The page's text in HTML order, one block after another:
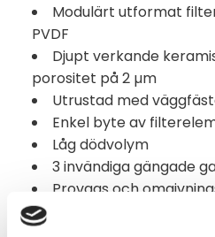
Modulärt utformat
PVDF
Djupt verkande
porositet på 2 µm
Utrustad med
Enkel byte av
Låg dödvolym
3 invändiga gängade
Provgas och
°C [+176 °F]
Material i de delar